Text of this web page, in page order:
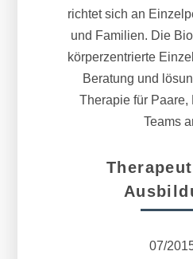
richtet sich an
und Familien. Die
körperzentrierte
Beratung und
Therapie für Paare,
Teams
07/